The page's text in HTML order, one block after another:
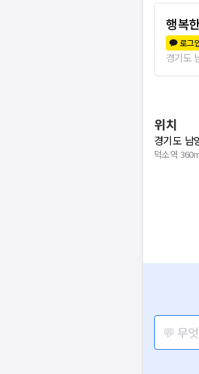
행복
로그
경기도
위치
경기도 남
덕소역
💬 무